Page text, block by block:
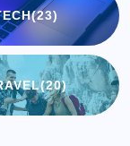
(23)
(20)